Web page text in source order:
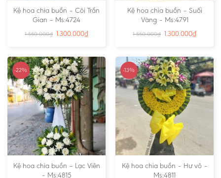
Kệ hoa chia buồn – Cõi Trần
Gian – Ms:4724
1.550.000₫ 1.300.000₫
Kệ hoa chia buồn – Suối
Vàng – Ms:4791
1.550.000₫ 1.300.000₫
-22%
Kệ hoa chia buồn – Lạc Viên
– Ms:4815
-13%
Kệ hoa chia buồn – Hư vô –
Ms:4811